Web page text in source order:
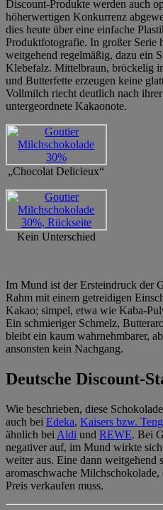
Discount-Produkte werden auch
höherwertigen Konkurrenz
dies heute über eine einfache
Produktfotografie. In großer Serie
weitgehend regelmäßig, dazu ein
Klebefalz. Mittelbraun, bröckelig
und Butterfette erzeugen keine
Vollmilch riecht deutlich nach
untergeordnete Kakaonote.
„Chocolat Delicieux“
Kein Unterschied
Im Mund ist der Ersteindruck der
Rahm mit einem getreidigen
Kakao; simpel, etwa wie Kaba-
Ein schmieriger Schmelz,
bleibt ein kaum wahrnehmbarer,
ansonsten kein Nachgang.
Deutsche Discount-
Wie beschrieben, diese
auch bei Edeka, Kaisers bzw.
ähnlich bei Aldi und REWE. Bei
negativer auf, im Mund wirkte
weiter aus. Eine dann weitgehend
aromaschwache
Preis verkaufen muss.